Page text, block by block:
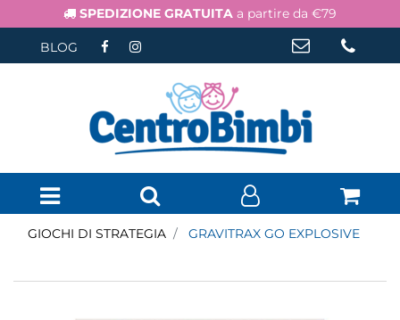
SPEDIZIONE GRATUITA a partire da €79
BLOG
Open menu
GIOCHI DI STRATEGIA GRAVITRAX GO EXPLOSIVE